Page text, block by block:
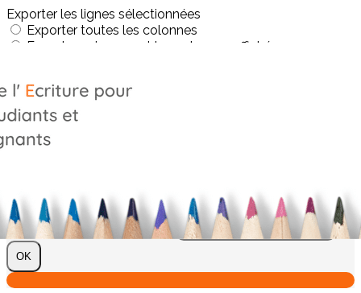
Exporter les lignes sélectionnées
Exporter toutes les colonnes
Exporter uniquement les colonnes affichées
?>
Images de la page d'accueil
Cliquez pour éditer
Cliquez pour éditer
Je m'abonne à la newsletter
OK